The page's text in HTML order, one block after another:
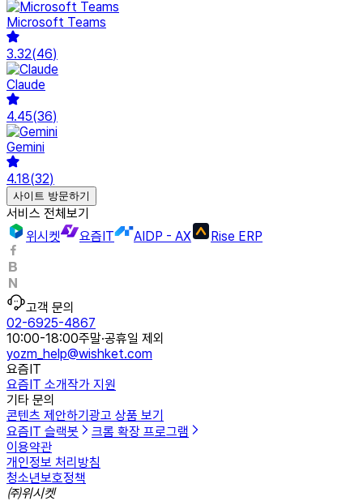
Microsoft Teams
3.32(46)
Claude
4.45(36)
Gemini
4.18(32)
사이트 방문하기
서비스 전체보기
위시켓
요즘IT AIDP - AX Rise ERP
고객 문의
02-6925-4867
10:00-18:00주말·공휴일 제외
yozm_help@wishket.com
요즘IT
요즘IT 소개작가 지원
기타 문의
콘텐츠 제안하기광고 상품 보기
요즘IT 슬랙봇
크롬 확장 프로그램
이용약관
개인정보 처리방침
청소년보호정책
㈜위시켓